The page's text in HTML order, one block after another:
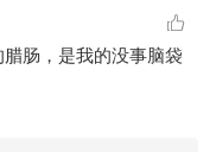
粉倒入一个大碗中
拌均匀。
絲絲。
肠，是我的没事脑袋